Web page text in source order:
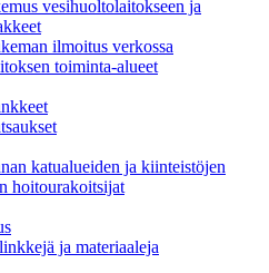
vesihuoltolaitokseen ja
ilmoitus verkossa
toiminta-alueet
katualueiden ja kiinteistöjen
hoitourakoitsijat
ja materiaaleja